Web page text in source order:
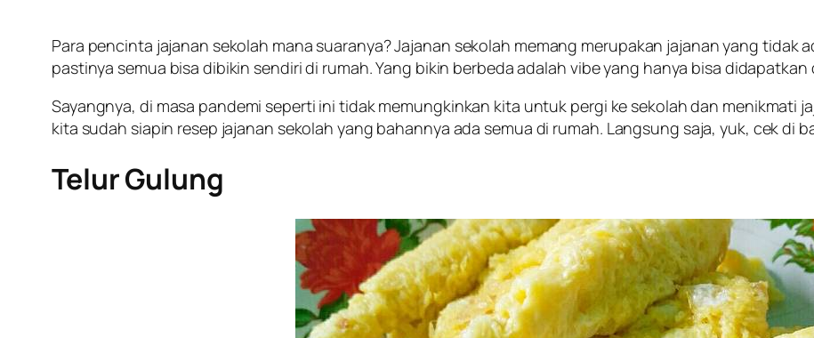
Para pencinta jajanan sekolah mana suaranya? Jajanan sekolah memang merupakan jajanan yang tidak
pastinya semua bisa dibikin sendiri di rumah. Yang bikin berbeda adalah vibeyang hanya bisa didapatkan
Sayangnya, di masa pandemi seperti ini tidak memungkinkan kita untuk pergi ke sekolah dan menikmati
kita sudah siapin resep jajanan sekolah yang bahannya ada semua di rumah. Langsung saja, yuk, cek di
Telur Gulung